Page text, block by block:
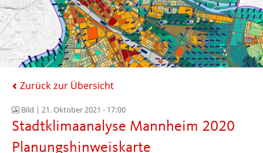
Zurück zur Übersicht
Bild | 21. Oktober 2021 - 17:00
Stadtklimaanalyse Mannheim 2020
Planungshinweiskarte